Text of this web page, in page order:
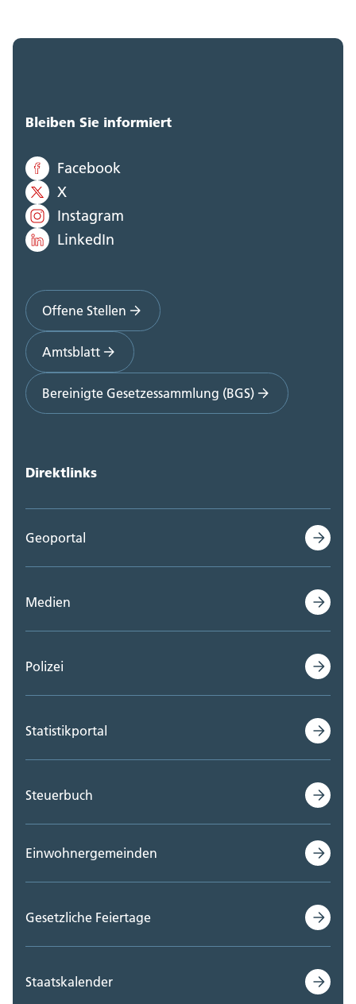
Bleiben Sie informiert
Facebook
X
Instagram
LinkedIn
Offene Stellen
Amtsblatt
Bereinigte Gesetzessammlung (BGS)
Direktlinks
Geoportal
Medien
Polizei
Statistikportal
Steuerbuch
Einwohnergemeinden
Gesetzliche Feiertage
Staatskalender